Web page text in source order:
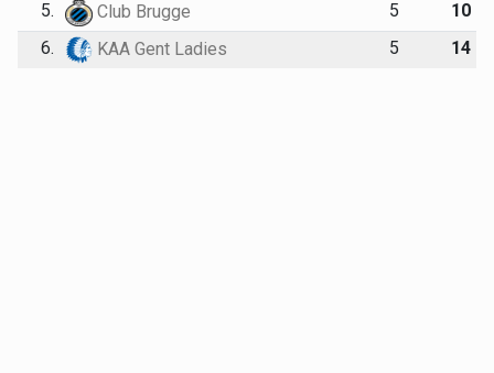
5. Club Brugge 5
10
6.
KAA Gent Ladies 5 14